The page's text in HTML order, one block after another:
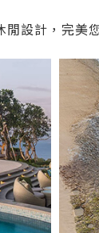
設計，完美